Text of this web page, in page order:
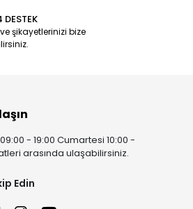
şikayetlerinizi bize
- 19:00 Cumartesi 10:00 -
arasında ulaşabilirsiniz.
Edin